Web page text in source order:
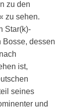
zu den
zu sehen.
Star(k)-
Bosse, dessen
ist,
seines
und